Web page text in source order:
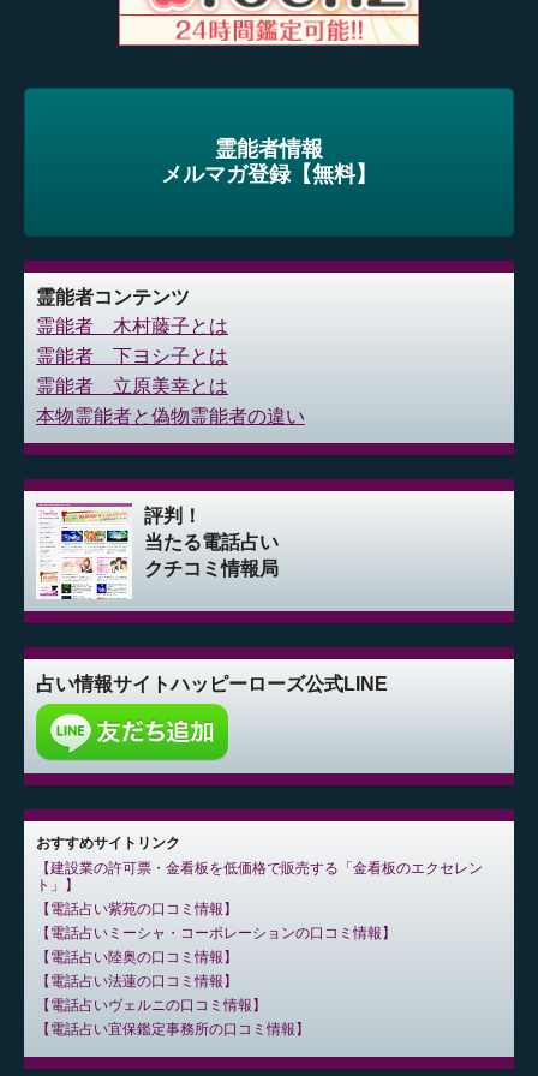
霊能者情報
メルマガ登録【無料】
霊能者コンテンツ
霊能者 木村藤子とは
霊能者 下ヨシ子とは
霊能者 立原美幸とは
本物霊能者と偽物霊能者の違い
評判！
当たる電話占い
クチコミ情報局
占い情報サイトハッピーローズ公式LINE
おすすめサイトリンク
建設業の許可票・金看板を低価格で販売する「金看板のエクセレン
ト」
電話占い紫苑の口コミ情報
電話占いミーシャ・コーポレーションの口コミ情報
電話占い陸奥の口コミ情報
電話占い法蓮の口コミ情報
電話占いヴェルニの口コミ情報
電話占い宜保鑑定事務所の口コミ情報